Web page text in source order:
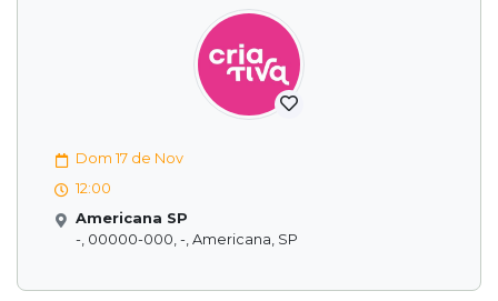
Dom 17 de Nov
12:00
Americana SP
-, 00000-000, -, Americana, SP